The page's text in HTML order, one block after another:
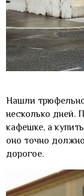
Нашли
несколько дней.
кафешке, а
оно точно
дорогое.